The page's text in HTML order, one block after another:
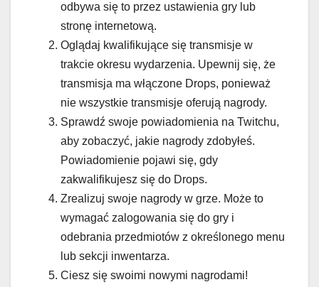
odbywa się to przez ustawienia gry lub
stronę internetową.
Oglądaj kwalifikujące się transmisje w
trakcie okresu wydarzenia. Upewnij się, że
transmisja ma włączone Drops, ponieważ
nie wszystkie transmisje oferują nagrody.
Sprawdź swoje powiadomienia na Twitchu,
aby zobaczyć, jakie nagrody zdobyłeś.
Powiadomienie pojawi się, gdy
zakwalifikujesz się do Drops.
Zrealizuj swoje nagrody w grze. Może to
wymagać zalogowania się do gry i
odebrania przedmiotów z określonego menu
lub sekcji inwentarza.
Ciesz się swoimi nowymi nagrodami!